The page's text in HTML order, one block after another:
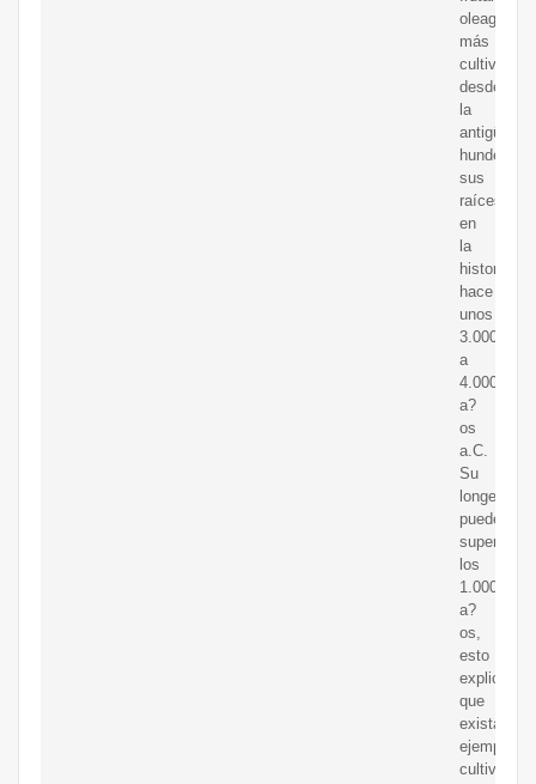
más
cultivados
desde
la
hunde
sus
raíces
en
la
historia
hace
unos
3.000
a
4.000
a?
os
a.C.
Su
longevidad
puede
superar
los
1.000
a?
os,
esto
explica
que
existan
ejemplares
cultivados